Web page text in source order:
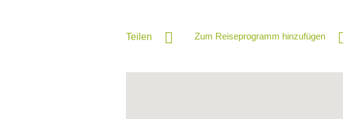
Teilen Zum Reiseprogramm hinzufügen